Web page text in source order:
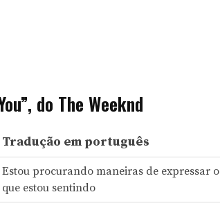
do The Weeknd
Tradução em português
Estou procurando maneiras de expressar o
que estou sentindo